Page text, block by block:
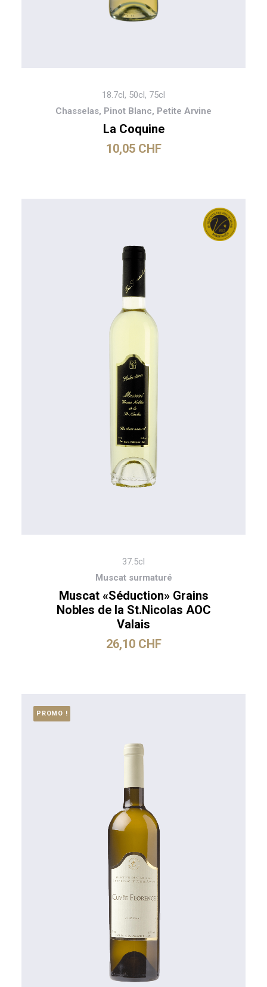
18.7cl, 50cl, 75cl
Chasselas, Pinot Blanc, Petite Arvine
La Coquine
10,05 CHF
37.5cl
Muscat surmaturé
Muscat «Séduction» Grains
Nobles de la St.Nicolas AOC
Valais
26,10 CHF
PROMO !